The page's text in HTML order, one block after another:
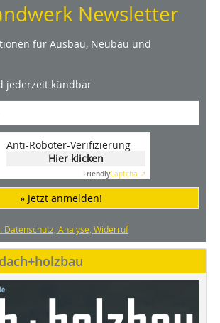
Newsletter
für Ausbau, Neubau und
jederzeit kündbar
Anti-Roboter-Verifizierung
Hier klicken
FriendlyCaptcha ⇗
» Jetzt anmelden!
Datenschutz, Analyse, Widerruf